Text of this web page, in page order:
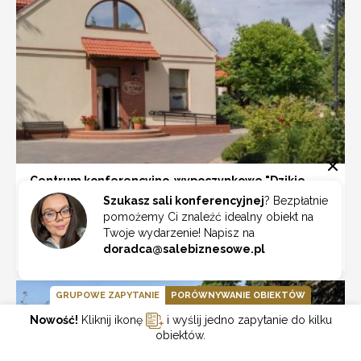
Centrum konferencyjno-wypoczynkowe "Dzikie
wino"
Łódź
ZOBACZ
Szukasz sali konferencyjnej? Bezpłatnie
pomożemy Ci znaleźć idealny obiekt na
Twoje wydarzenie! Napisz na
doradca@salebiznesowe.pl
GRUPOWE ZAPYTANIE PORÓWNYWANIE OBIEKTÓW
Nowość! Kliknij ikonę
i wyślij jedno zapytanie do kilku
obiektów.